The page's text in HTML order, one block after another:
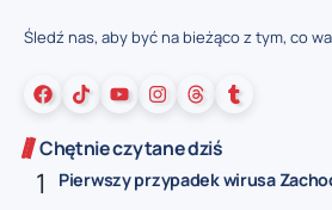
Śledź nas, aby być na bieżąco z tym, co
Chętnie czytane dziś
Pierwszy przypadek wirusa